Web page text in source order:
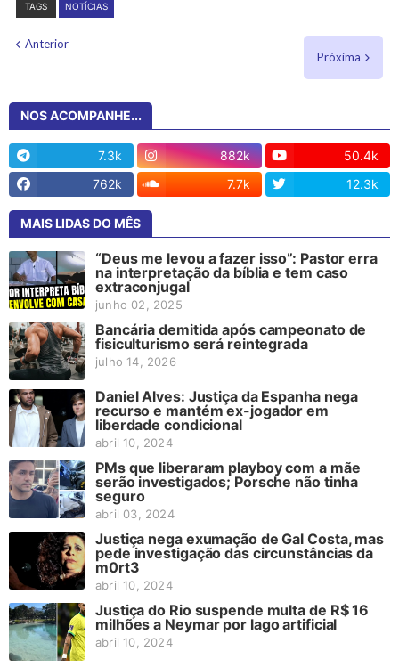
TAGS NOTÍCIAS
Anterior
Próxima
NOS ACOMPANHE...
7.3k 882k
50.4k
762k
7.7k 12.3k
MAIS LIDAS DO MÊS
“Deus me levou a fazer isso”: Pastor erra
na interpretação da bíblia e tem caso
extraconjugal
junho 02, 2025
Bancária demitida após campeonato de
fisiculturismo será reintegrada
julho 14, 2026
Daniel Alves: Justiça da Espanha nega
recurso e mantém ex-jogador em
liberdade condicional
abril 10, 2024
PMs que liberaram playboy com a mãe
serão investigados; Porsche não tinha
seguro
abril 03, 2024
Justiça nega exumação de Gal Costa, mas
pede investigação das circunstâncias da
m0rt3
abril 10, 2024
Justiça do Rio suspende multa de R$ 16
milhões a Neymar por lago artificial
abril 10, 2024